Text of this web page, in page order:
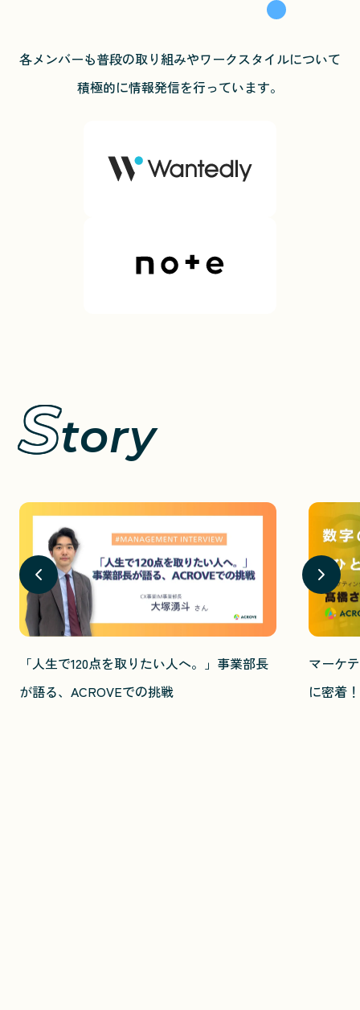
各メンバーも普段の取り組みやワークスタイルについて
積極的に情報発信を行っています。
Story
「人生で120点を取りたい人へ。」事業部長
が語る、ACROVEでの挑戦
マーケ
に密着！